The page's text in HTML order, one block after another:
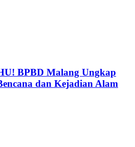
BPBD Malang Ungkap
dan Kejadian Alam